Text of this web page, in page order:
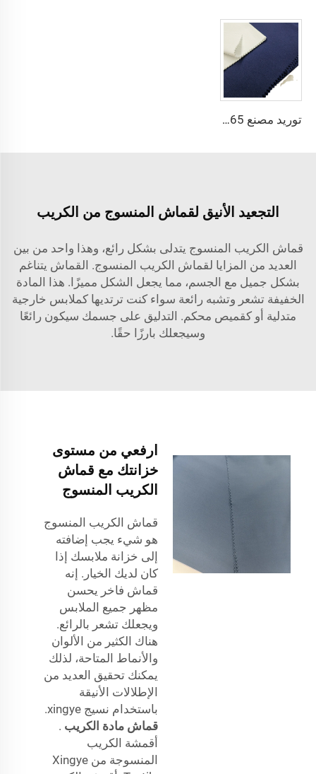
توريد مصنع 65٪ بوليستر 35٪ قطن لبطانة الجينز النسيج المسطح TC TWILL ملون لنسيج جيوب الزي الرسمي
التجعيد الأنيق لقماش المنسوج من الكريب
قماش الكريب المنسوج يتدلى بشكل رائع، وهذا واحد من بين
العديد من المزايا لقماش الكريب المنسوج. القماش يتناغم
بشكل جميل مع الجسم، مما يجعل الشكل مميزًا. هذا المادة
الخفيفة تشعر وتشبه رائعة سواء كنت ترتديها كملابس خارجية
متدلية أو كقميص محكم. التدليق على جسمك سيكون رائعًا
وسيجعلك بارزًا حقًا.
ارفعي من مستوى
خزانتك مع قماش
الكريب المنسوج
قماش الكريب المنسوج
هو شيء يجب إضافته
إلى خزانة ملابسك إذا
كان لديك الخيار. إنه
قماش فاخر يحسن
مظهر جميع الملابس
ويجعلك تشعر بالرائع.
هناك الكثير من الألوان
والأنماط المتاحة، لذلك
يمكنك تحقيق العديد من
الإطلالات الأنيقة
باستخدام نسيج xingye.
قماش مادة الكريب .
أقمشة الكريب
المنسوجة من Xingye